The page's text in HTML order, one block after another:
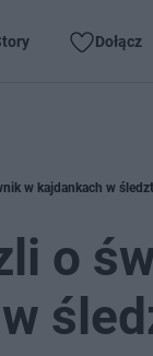
Dołącz
w kajdankach w
o